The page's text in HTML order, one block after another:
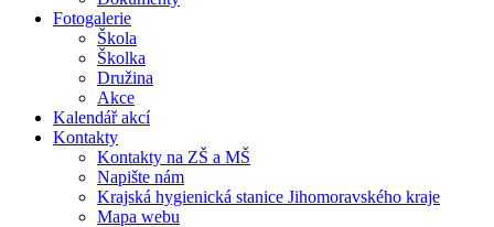
Fotogalerie
Škola
Školka
Družina
Akce
Kalendář akcí
Kontakty
Kontakty na ZŠ a MŠ
Napište nám
Krajská hygienická stanice Jihomoravského kraje
Mapa webu